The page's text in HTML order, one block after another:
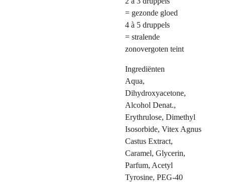
= gezonde gloed
4 à 5 druppels
= stralende
zonovergoten teint
Ingrediënten
Aqua,
Dihydroxyacetone,
Alcohol Denat.,
Erythrulose, Dimethyl
Isosorbide, Vitex Agnus
Castus Extract,
Caramel, Glycerin,
Parfum, Acetyl
Tyrosine, PEG-40